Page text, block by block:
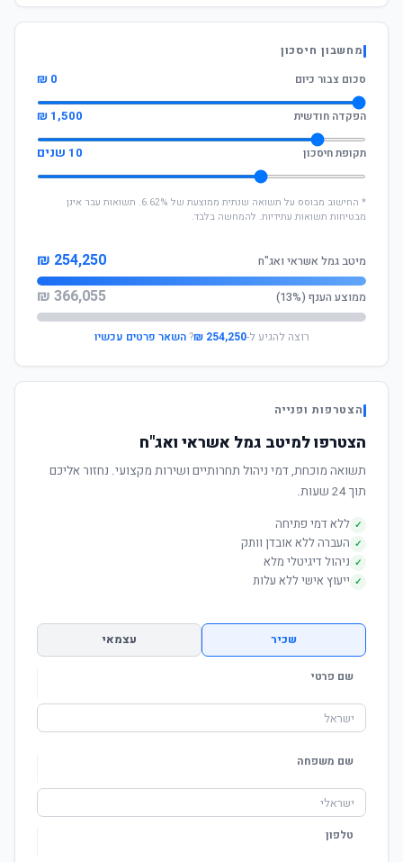
מחשבון חיסכון
סכום צבור כיום
0 ₪
הפקדה חודשית 1,500 ₪
תקופת חיסכון 10 שנים
* החישוב מבוסס על תשואה שנתית ממוצעת של 6.62%. תשואות עבר אינן
מבטיחות תשואות עתידיות. להמחשה בלבד.
מיטב גמל אשראי ואג"ח 254,250 ₪
ממוצע הענף (13%) 366,055 ₪
רוצה להגיע ל-254,250 ₪
?השאר פרטים עכשיו
הצטרפות ופנייה
הצטרפו למיטב גמל אשראי ואג"ח
תשואה מוכחת, דמי ניהול תחרותיים ושירות מקצועי. נחזור אליכם
תוך 24 שעות.
✓ ללא דמי פתיחה
✓ העברה ללא אובדן וותק
✓ ניהול דיגיטלי מלא
✓ ייעוץ אישי ללא עלות
שכיר עצמאי
שם פרטי
שם משפחה
טלפון